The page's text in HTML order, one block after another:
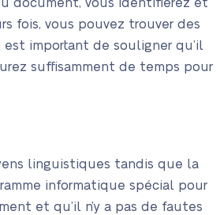
document, vous identifierez et
fois, vous pouvez trouver des
important de souligner qu’il
suffisamment de temps pour
linguistiques tandis que la
informatique spécial pour
et qu’il n’y a pas de fautes